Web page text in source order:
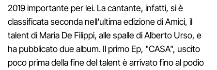
2019 importante per lei. La cantante, infatti, si è
classificata seconda nell'ultima edizione di Amici, il
talent di Maria De Filippi, alle spalle di Alberto Urso, e
ha pubblicato due album. Il primo Ep, "CASA", uscito
poco prima della fine del talent è arrivato fino al podio